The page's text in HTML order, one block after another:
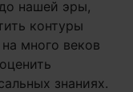
нашей эры,
контуры
много веков
знаниях.